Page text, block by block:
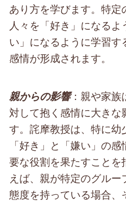
あり方を学びます。特
人々を「好き」になる
い」になるように学習
感情が形成されます。
親からの影響：親や家族
対して抱く感情に大き
す。詫摩教授は、特に幼
「好き」と「嫌い」の
要な役割を果たすことを
えば、親が特定のグル
態度を持っている場合、